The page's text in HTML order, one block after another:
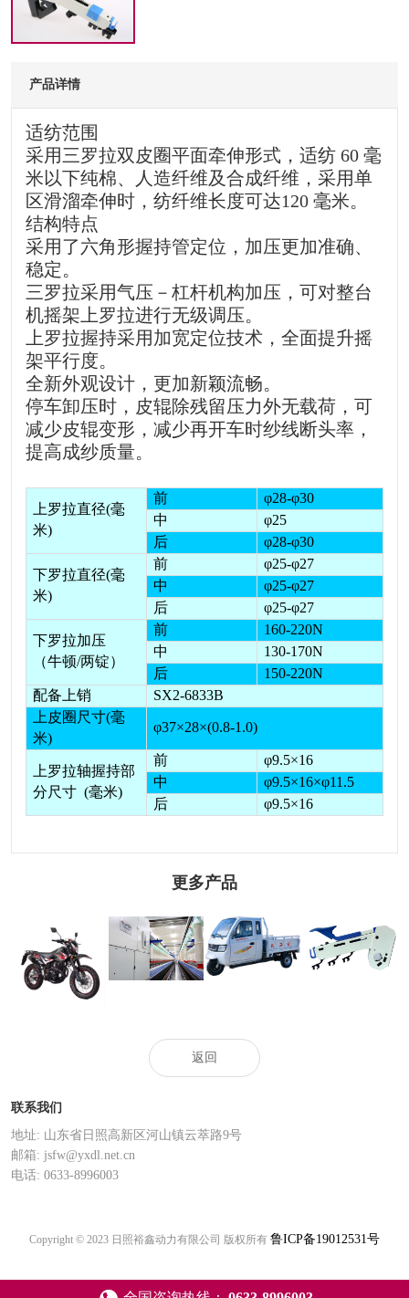
产品详情
适纺范围
采用三罗拉双皮圈平面牵伸形式，适纺 60 毫
米以下纯棉、人造纤维及合成纤维，采用单
区滑溜牵伸时，纺纤维长度可达120 毫米。
结构特点
采用了六角形握持管定位，加压更加准确、
稳定。
三罗拉采用气压－杠杆机构加压，可对整台
机摇架上罗拉进行无级调压。
上罗拉握持采用加宽定位技术，全面提升摇
架平行度。
全新外观设计，更加新颖流畅。
停车卸压时，皮辊除残留压力外无载荷，可
减少皮辊变形，减少再开车时纱线断头率，
提高成纱质量。
上罗拉直径(毫
米)
前
φ28-φ30
中
φ25
后
φ28-φ30
下罗拉直径(毫
米)
前
φ25-φ27
中
φ25-φ27
后
φ25-φ27
下罗拉加压
（牛顿/两锭）
前
160-220N
中
130-170N
后
150-220N
配备上销
SX2-6833B
上皮圈尺寸(毫
米)
φ37×28×(0.8-1.0)
上罗拉轴握持部
分尺寸 (毫米)
前
φ9.5×16
中
φ9.5×16×φ11.5
后
φ9.5×16
更多产品
XF250GY-B
YF紧密纺 XF2200DZH-A
YJ2-145A弹簧加
压摇架
返回
联系我们
地址: 山东省日照高新区河山镇云萃路9号
邮箱: jsfw@yxdl.net.cn
电话: 0633-8996003
Copyright © 2023 日照裕鑫动力有限公司 版权所有 鲁ICP备19012531号